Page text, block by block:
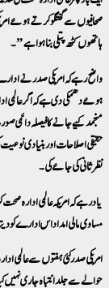
صحافیوں سے گفتگو کرتے ہوئے
ہاتھوں کٹھ پتلی بنا ہوا ہے”۔
واضح رہے کہ امریکی صدر نے
ہوئے دھمکی دی ہے کہ اگر عالمی
حقیقی اصلاحات اور بنیادی نوعیت
نظر ثانی کی جائے گی۔
مساوی مالی امداد اس ادارے کو
امریکی صدر کئی ہفتوں سے عالمی
حوالے سے جلد انتباہ جاری نہیں